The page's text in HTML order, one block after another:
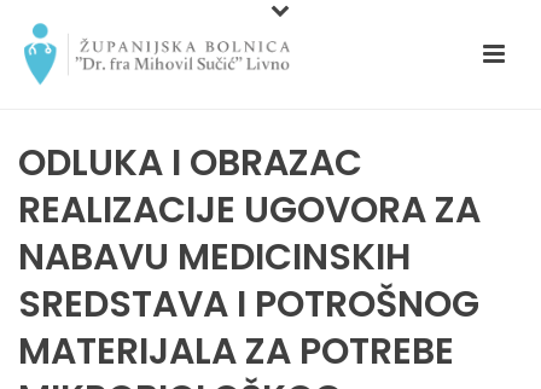
ODLUKA I OBRAZAC
REALIZACIJE UGOVORA ZA
NABAVU MEDICINSKIH
SREDSTAVA I POTROŠNOG
MATERIJALA ZA POTREBE